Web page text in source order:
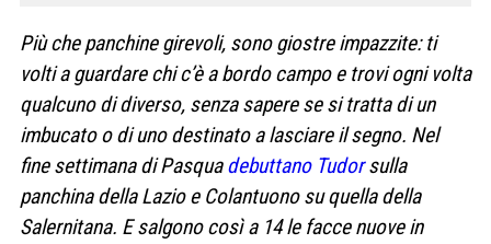
Più che panchine girevoli, sono giostre impazzite: ti
volti a guardare chi c’è a bordo campo e trovi ogni volta
qualcuno di diverso, senza sapere se si tratta di un
imbucato o di uno destinato a lasciare il segno. Nel
fine settimana di Pasquadebuttano Tudorsulla
panchina della Lazio e Colantuono su quella della
Salernitana. E salgono così a 14 le facce nuove in